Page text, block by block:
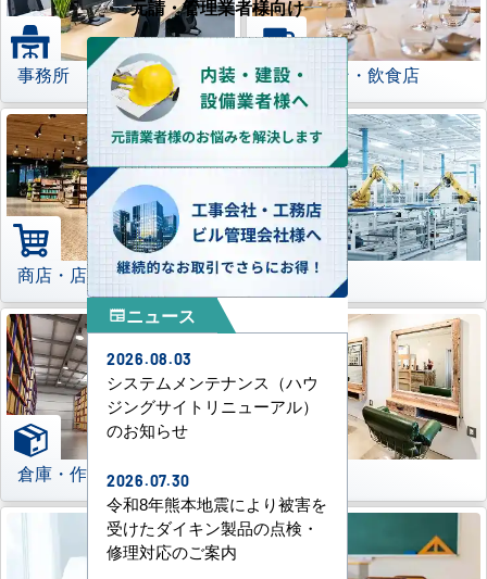
事務所 レストラン・飲食店
商店・店舗 工場
倉庫・作業場
元請・管理業者様向け
newspaperニュース
2026.08.03
システムメンテナンス（ハウ
ジングサイトリニューアル）
のお知らせ
2026.07.30
令和8年熊本地震により被害を
受けたダイキン製品の点検・
修理対応のご案内